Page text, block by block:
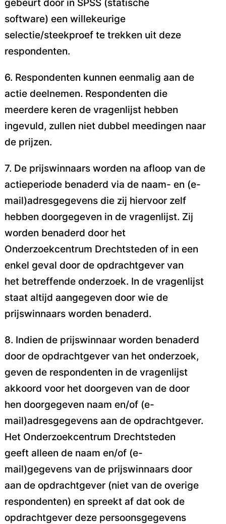
gebeurt door in SPSS (statische
software) een willekeurige
selectie/steekproef te trekken uit deze
respondenten.
6. Respondenten kunnen eenmalig aan de
actie deelnemen. Respondenten die
meerdere keren de vragenlijst hebben
ingevuld, zullen niet dubbel meedingen naar
de prijzen.
7. De prijswinnaars worden na afloop van de
actieperiode benaderd via de naam- en (e-
mail)adresgegevens die zij hiervoor zelf
hebben doorgegeven in de vragenlijst. Zij
worden benaderd door het
Onderzoekcentrum Drechtsteden of in een
enkel geval door de opdrachtgever van
het betreffende onderzoek. In de vragenlijst
staat altijd aangegeven door wie de
prijswinnaars worden benaderd.
8. Indien de prijswinnaar worden benaderd
door de opdrachtgever van het onderzoek,
geven de respondenten in de vragenlijst
akkoord voor het doorgeven van de door
hen doorgegeven naam en/of (e-
mail)adresgegevens aan de opdrachtgever.
Het Onderzoekcentrum Drechtsteden
geeft alleen de naam en/of (e-
mail)gegevens van de prijswinnaars door
aan de opdrachtgever (niet van de overige
respondenten) en spreekt af dat ook de
opdrachtgever deze persoonsgegevens